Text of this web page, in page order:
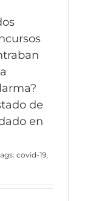
de
en
covid-19,